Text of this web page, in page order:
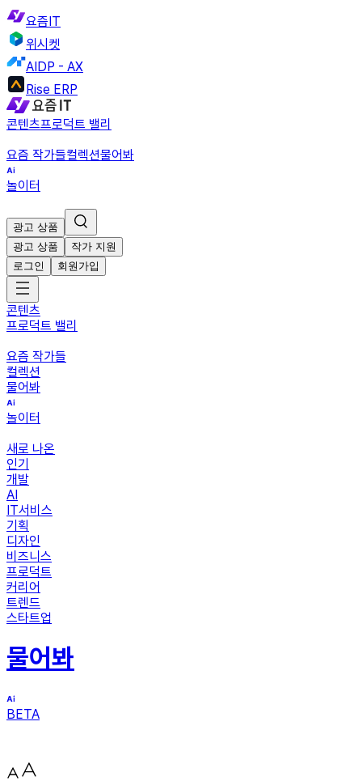
요즘IT
위시켓
AIDP - AX
Rise ERP
콘텐츠프로덕트 밸리
요즘 작가들컬렉션물어봐
놀이터
광고 상품
광고 상품
작가 지원
로그인
회원가입
콘텐츠
프로덕트 밸리
요즘 작가들
컬렉션
물어봐
놀이터
새로 나온
인기
개발
AI
IT서비스
기획
디자인
비즈니스
프로덕트
커리어
트렌드
스타트업
물어봐
BETA